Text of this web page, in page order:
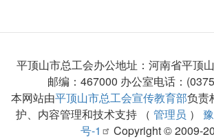
平顶山市总工会办公地址：河南省平顶
邮编：467000 办公室电话：
本网站由平顶山市总工会宣传教育部负责
护、内容管理和技术支持 （ 管理员 ）
号-1
Copyright © 2009-